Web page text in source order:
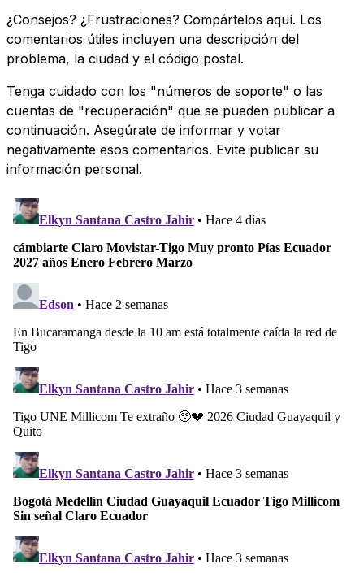
¿Consejos? ¿Frustraciones? Compártelos aquí. Los
comentarios útiles incluyen una descripción del
problema, la ciudad y el código postal.
Tenga cuidado con los "números de soporte" o las
cuentas de "recuperación" que se pueden publicar a
continuación. Asegúrate de informar y votar
negativamente esos comentarios. Evite publicar su
información personal.